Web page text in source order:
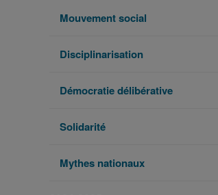
Mouvement social
Disciplinarisation
Démocratie délibérative
Solidarité
Mythes nationaux